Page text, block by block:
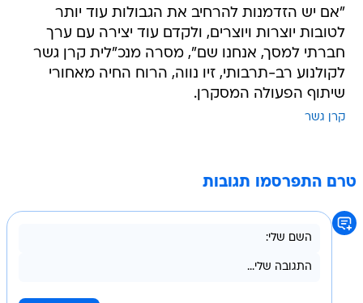
"אם יש הזדמנות להרחיב את הגבולות עוד יותר
לטובות יוצרות ויוצרים, ולקדם עוד יצירה עם ערך
חברתי למסך, אנחנו שם", מסרה מנכ"לית קרן גשר
לקולנוע רב-תרבותי, זיו נווה, הרוח החיה מאחורי
שיתוף הפעולה המסקרן.
קרן גשר
טרם התפרסמו תגובות